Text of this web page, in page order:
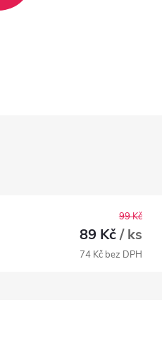
99 Kč
89 Kč/ ks
74 Kč bez DPH